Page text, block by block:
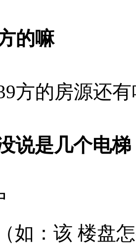
的嘛
方的房源还
说是几个电
如：该 楼盘